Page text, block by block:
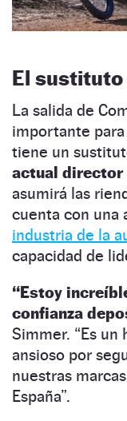
El sustituto
La salida de
importante para
tiene un
actual director
asumirá las
cuenta con una
industria de la
capacidad de
“Estoy
confianza
Simmer. “Es un
ansioso por
nuestras
España”.